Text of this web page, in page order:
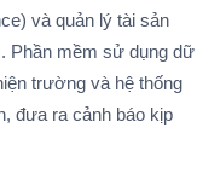
và quản lý tài sản
Phần mềm sử dụng dữ
trường và hệ thống
đưa ra cảnh báo kịp